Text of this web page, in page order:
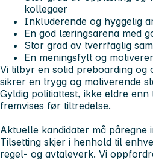
kollegaer
Inkluderende og hyggelig
En god læringsarena med
Stor grad av tverrfaglig
En meningsfylt og
Vi tilbyr en solid preboarding og
sikrer en trygg og motiverende
Gyldig politiattest, ikke eldre
fremvises før tiltredelse.
Aktuelle kandidater må påregne
Tilsetting skjer i henhold til
regel- og avtaleverk. Vi